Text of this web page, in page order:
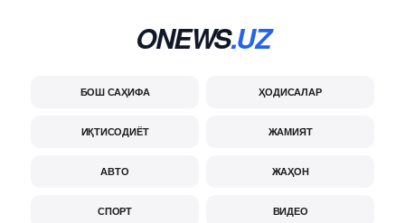
ONEWS.UZ
БОШ САҲИФА ҲОДИСАЛАР
ИҚТИСОДИЁТ ЖАМИЯТ
АВТО ЖАҲОН
СПОРТ ВИДЕО